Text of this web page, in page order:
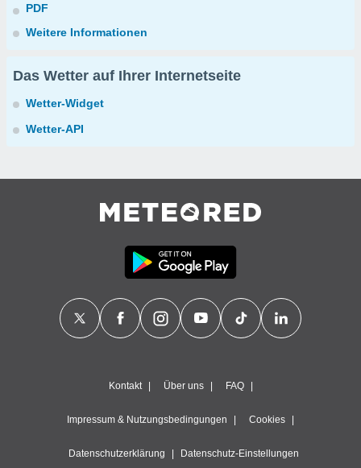
PDF
Weitere Informationen
Das Wetter auf Ihrer Internetseite
Wetter-Widget
Wetter-API
Kontakt Über uns FAQ
Impressum & Nutzungsbedingungen Cookies
Datenschutzerklärung Datenschutz-Einstellungen